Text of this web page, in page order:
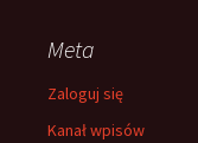
Meta
Zaloguj się
Kanał wpisów